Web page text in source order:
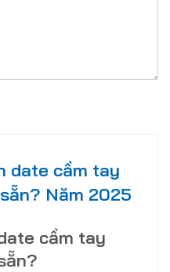
date cầm tay
Năm 2025
cầm tay